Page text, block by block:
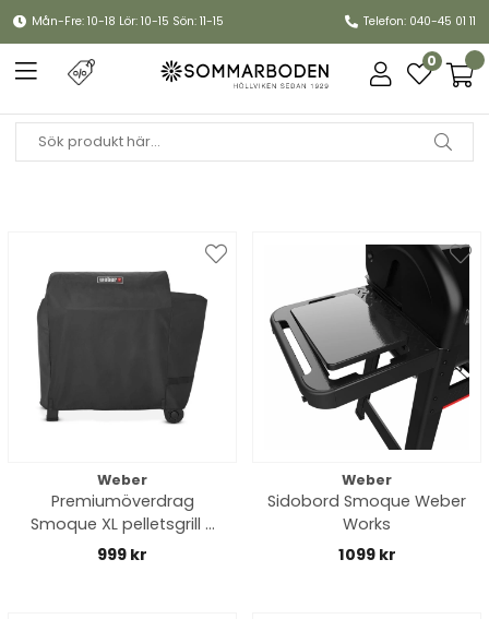
Mån-Fre: 10-18 Lör: 10-15 Sön: 11-15 Telefon: 040-45 01 11
0
Weber
Premiumöverdrag
Smoque XL pelletsgrill -
black
999 kr
Weber
Sidobord Smoque Weber
Works
1099 kr